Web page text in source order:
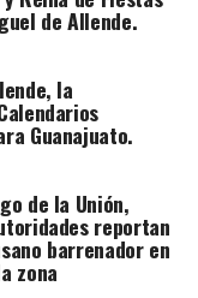
de Allende.
la
Guanajuato.
de la Unión,
reportan
barrenador en
zona